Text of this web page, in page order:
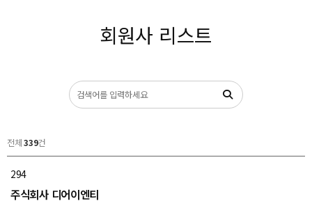
회원사 리스트
전체339건
294
주식회사 디어이엔티